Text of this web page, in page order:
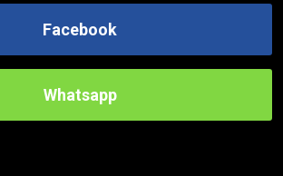
Facebook
Whatsapp